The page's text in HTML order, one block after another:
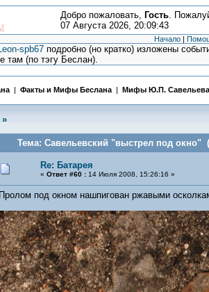
Добро пожаловать, Гость.
07 Августа 2026, 20:09:43
Начало |
spb67 подробно (но кратко) изложены
там (по тэгу Беслан).
| Факты и Мифы Беслана | Мифы Ю.П. Савельева
»
Тема: Савельевский "выстрел под окно"
Re: Батарея
« Ответ #60 : 14 Июля 2008, 15:26:16 »
Пролом под окном нашпигован ржавыми